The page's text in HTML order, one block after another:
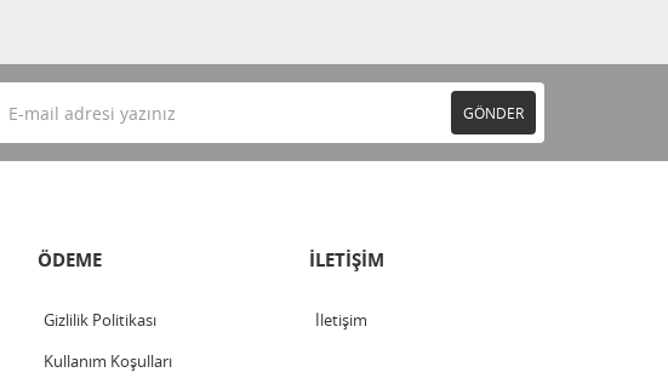
GÖNDER
ÖDEME
Gizlilik Politikası
Kullanım Koşulları
İLETİŞİM
İletişim